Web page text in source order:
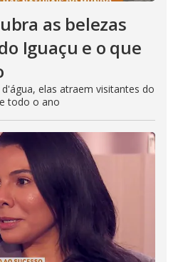
as belezas
Iguaçu e o que
elas atraem visitantes do
todo o ano